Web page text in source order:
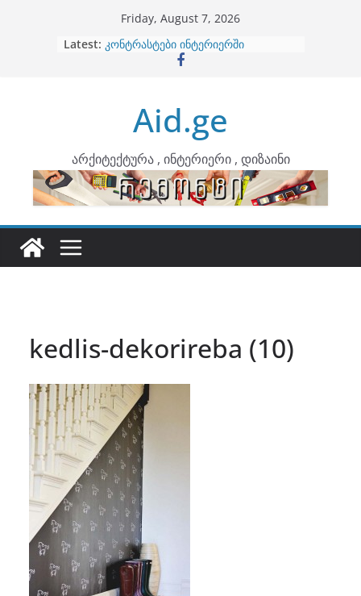
Friday, August 7, 2026
Latest: ბინების გაერთიანება
კონტრასტები ინტერიერში
ინტერიერის დიზიანი
არტემიდი წარმოგიდგენთ
Aid.ge
არქიტექტურა , ინტერიერი , დიზაინი
kedlis-dekorireba (10)